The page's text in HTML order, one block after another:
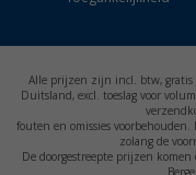
Alle prijzen zijn incl. btw, gratis
Duitsland, excl. toeslag voor
fouten en omissies
zolang de
De doorgestreepte prijzen